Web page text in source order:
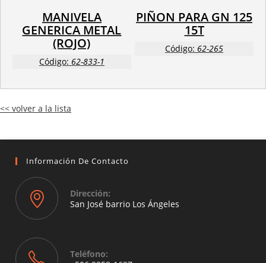
MANIVELA
GENERICA METAL
(ROJO)
Código: 62-833-1
PIÑON PARA GN 125
15T
Código: 62-265
<< volver a la lista
Información De Contacto
Dirección:
San José barrio Los Ángeles
new
Teléfono: